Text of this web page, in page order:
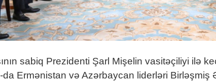
sabiq Prezidenti Şarl Mişelin vasitəçiliyi ilə
da Ermənistan və Azərbaycan liderləri